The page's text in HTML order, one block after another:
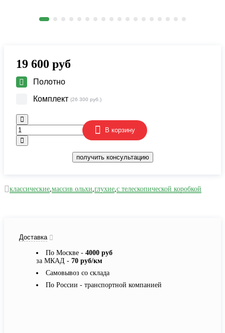
19 600 руб
Полотно
Комплект (26 300 руб.)
В корзину
получить консультацию
классические,массив ольхи,глухие,с телескопической коробкой
Доставка
По Москве - 4000 руб
за МКАД - 70 руб/км
Самовывоз со склада
По России - транспортной компанией